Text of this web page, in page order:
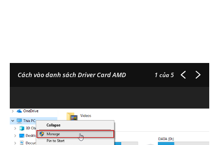
Cách vào danh sách Driver Card AMD 1 của 5